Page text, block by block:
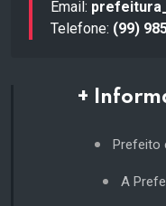
Email:
Telefone: (99)
+
Prefeito
A